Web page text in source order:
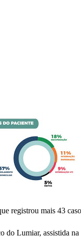
registrou mais 43
do Lumiar, assistida